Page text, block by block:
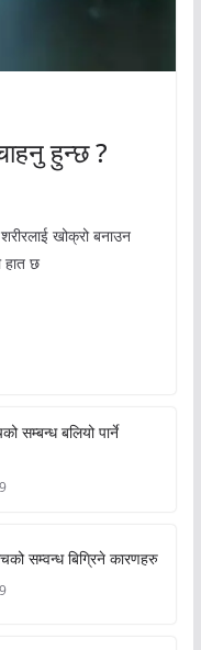
हुन्छ ?
खोक्रो बनाउन
हात छ
सम्बन्ध बलियो पार्ने
सम्वन्ध बिग्रिने कारणहरु